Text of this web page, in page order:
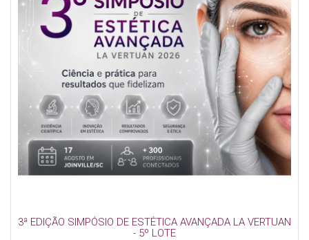
3ª EDIÇÃO SIMPÓSIO DE ESTÉTICA AVANÇADA LA VERTUAN
- 5º LOTE